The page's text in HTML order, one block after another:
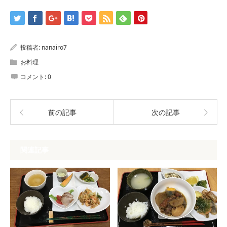
開
き
ま
投稿者: nanairo7
お料理
コメント:0
前の記事 次の記事